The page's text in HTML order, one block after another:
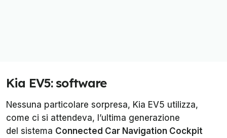
Kia EV5: software
Nessuna particolare sorpresa, Kia EV5 utilizza,
come ci si attendeva, l’ultima generazione
del sistema Connected Car Navigation Cockpit